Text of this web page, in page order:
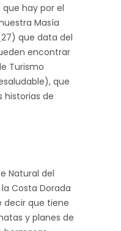
hay por el
Masía
que data del
encontrar
Turismo
que
historias de
Natural del
Costa Dorada
decir que tiene
y planes de